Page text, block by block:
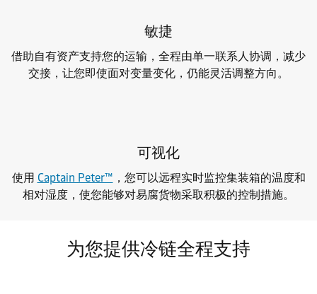
敏捷
借助自有资产支持您的运输，全程由单一联系人协调，减少
交接，让您即使面对变量变化，仍能灵活调整方向。
可视化
使用 Captain Peter™ ，您可以远程实时监控集装箱的温度和
相对湿度，使您能够对易腐货物采取积极的控制措施。
为您提供冷链全程支持